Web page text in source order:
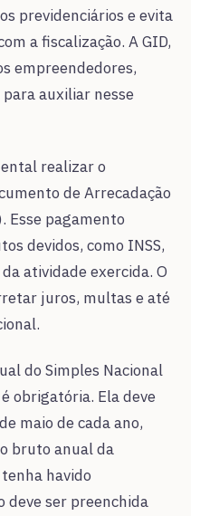
previdenciários e evita
a fiscalização. A GID,
empreendedores,
auxiliar nesse
realizar o
de Arrecadação
Esse pagamento
devidos, como INSS,
atividade exercida. O
juros, multas e até
do Simples Nacional
obrigatória. Ela deve
maio de cada ano,
bruto anual da
havido
deve ser preenchida